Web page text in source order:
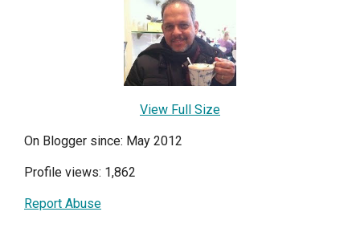
View Full Size
On Blogger since: May 2012
Profile views: 1,862
Report Abuse